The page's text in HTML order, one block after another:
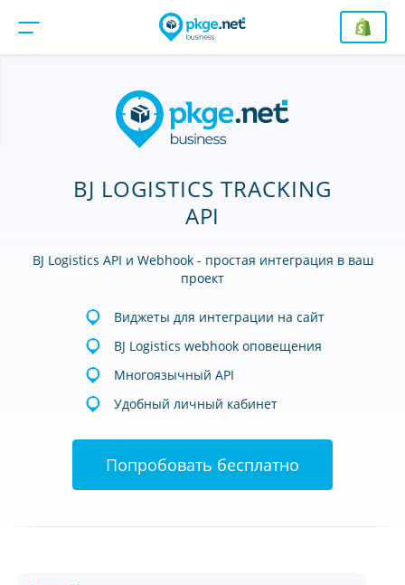
BJ LOGISTICS TRACKING
API
BJ Logistics API и Webhook - простая интеграция в ваш
проект
Виджеты для интеграции на сайт
BJ Logistics webhook оповещения
Многоязычный API
Удобный личный кабинет
Попробовать бесплатно